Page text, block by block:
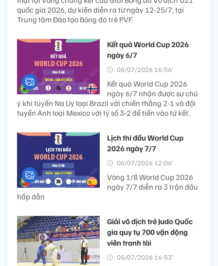
quốc gia 2026, dự kiến diễn ra từ ngày 12-25/7, tại
Trung tâm Đào tạo Bóng đá trẻ PVF.
Kết quả World Cup 2026
ngày 6/7
06/07/2026 16:56’
Kết quả World Cup 2026
ngày 6/7 nhận được sự chú
ý khi tuyển Na Uy loại Brazil với chiến thắng 2-1 và đội
tuyển Anh loại Mexico với tỷ số 3-2 để tiến vào tứ kết.
Lịch thi đấu World Cup
2026 ngày 7/7
06/07/2026 12:06’
Vòng 1/8 World Cup 2026
ngày 7/7 diễn ra 3 trận đấu
hấp dẫn
Giải vô địch trẻ Judo Quốc
gia quy tụ 700 vận động
viên tranh tài
05/07/2026 16:53’